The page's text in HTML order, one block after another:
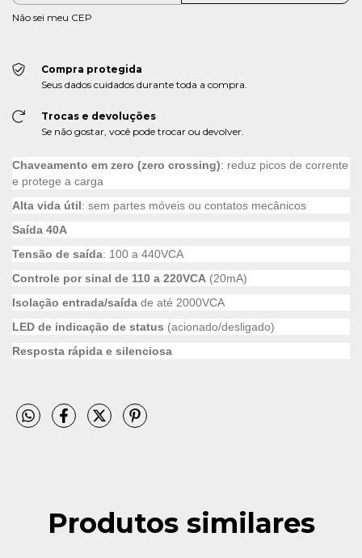
Não sei meu CEP
Compra protegida
Seus dados cuidados durante toda a compra.
Trocas e devoluções
Se não gostar, você pode trocar ou devolver.
Chaveamento em zero (zero crossing): reduz picos de corrente
e protege a carga
Alta vida útil: sem partes móveis ou contatos mecânicos
Saída 40A
Tensão de saída: 100 a 440VCA
Controle por sinal de 110 a 220VCA (20mA)
Isolação entrada/saída de até 2000VCA
LED de indicação de status (acionado/desligado)
Resposta rápida e silenciosa
Produtos similares